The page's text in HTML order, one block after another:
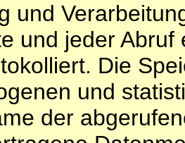
und
und jeder
Die
und
der